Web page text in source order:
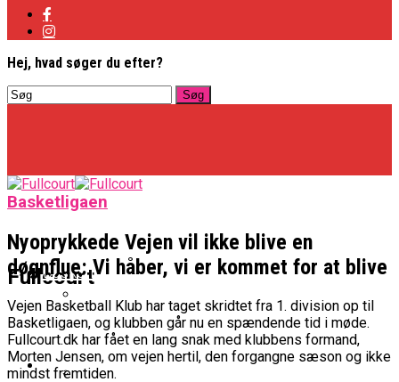
Hej, hvad søger du efter?
Fullcourt
Basketligaen
Officielt: Vejen Gafler Dansker Hos Rabbits
NBA
Basketligaen
Nyoprykkede Vejen vil ikke blive en
døgnflue: Vi håber, vi er kommet for at blive
Vejen Basketball Klub har taget skridtet fra 1. division op til
Basketligaen, og klubben går nu en spændende tid i møde.
Fullcourt.dk har fået en lang snak med klubbens formand,
Morten Jensen, om vejen hertil, den forgangne sæson og ikke
mindst fremtiden.